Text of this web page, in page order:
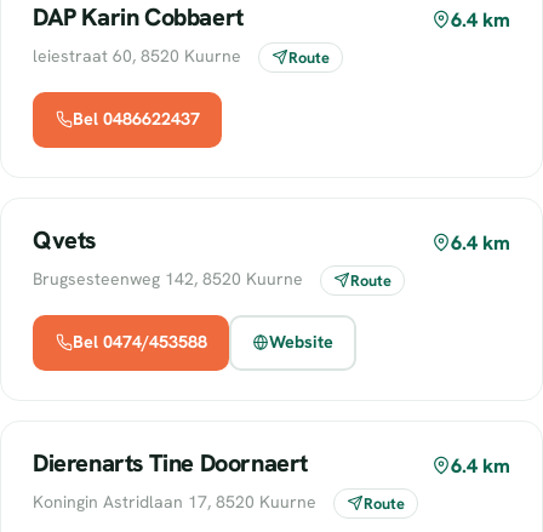
DAP Karin Cobbaert 6.4 km
leiestraat 60, 8520 Kuurne Route
Bel 0486622437
Qvets 6.4 km
Brugsesteenweg 142, 8520 Kuurne Route
Bel 0474/453588 Website
Dierenarts Tine Doornaert 6.4 km
Koningin Astridlaan 17, 8520 Kuurne Route